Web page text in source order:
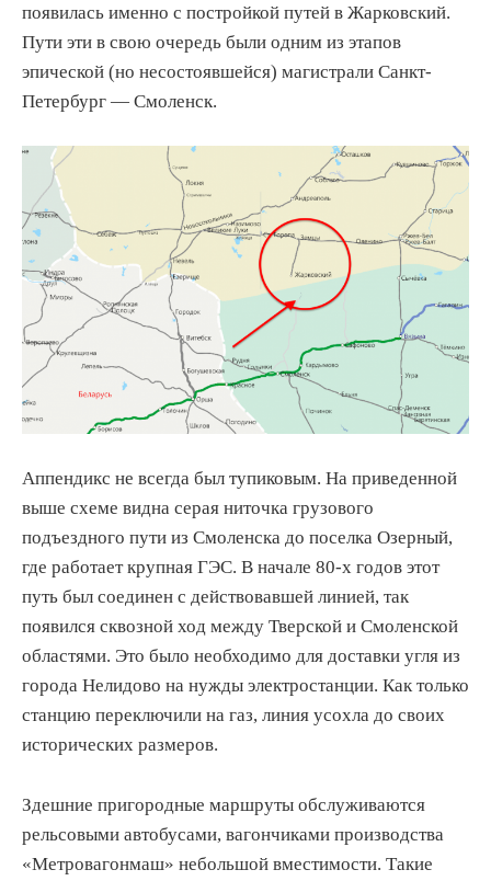
появилась именно с постройкой путей в Жарковский.
Пути эти в свою очередь были одним из этапов
эпической (но несостоявшейся) магистрали Санкт-
Петербург — Смоленск.
Аппендикс не всегда был тупиковым. На приведенной
выше схеме видна серая ниточка грузового
подъездного пути из Смоленска до поселка Озерный,
где работает крупная ГЭС. В начале 80-х годов этот
путь был соединен с действовавшей линией, так
появился сквозной ход между Тверской и Смоленской
областями. Это было необходимо для доставки угля из
города Нелидово на нужды электростанции. Как только
станцию переключили на газ, линия усохла до своих
исторических размеров.
Здешние пригородные маршруты обслуживаются
рельсовыми автобусами, вагончиками производства
«Метровагонмаш» небольшой вместимости. Такие